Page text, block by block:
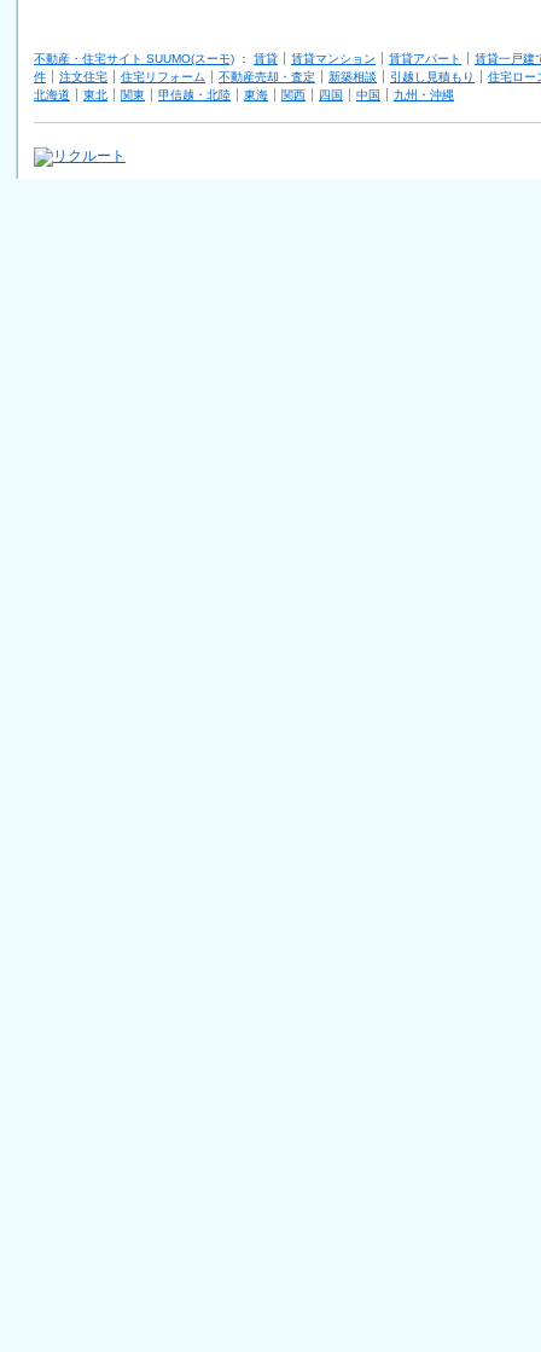
不動産・住宅サイト SUUMO(スーモ) ： 賃貸 賃貸マンション 賃貸アパート
賃貸一戸建
件
注文住宅 住宅リフォーム 不動産売却・査定 新築相談 引越し見積もり
住宅ロー
北海道
東北 関東 甲信越・北陸 東海 関西 四国 中国 九州・沖縄